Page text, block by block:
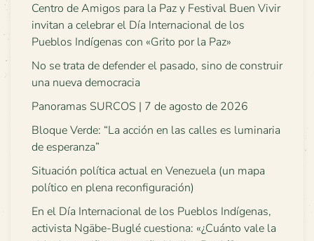
Centro de Amigos para la Paz y Festival Buen Vivir
invitan a celebrar el Día Internacional de los
Pueblos Indígenas con «Grito por la Paz»
No se trata de defender el pasado, sino de construir
una nueva democracia
Panoramas SURCOS | 7 de agosto de 2026
Bloque Verde: “La acción en las calles es luminaria
de esperanza”
Situación política actual en Venezuela (un mapa
político en plena reconfiguración)
En el Día Internacional de los Pueblos Indígenas,
activista Ngäbe-Buglé cuestiona: «¿Cuánto vale la